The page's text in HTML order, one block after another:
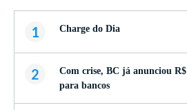
1 Charge do Dia
2
Com crise, BC já anunciou
para bancos